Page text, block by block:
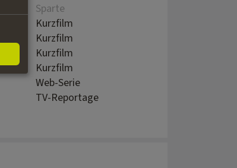
Sparte
Kurzfilm
Kurzfilm
Kurzfilm
Kurzfilm
Web-Serie
TV-Reportage